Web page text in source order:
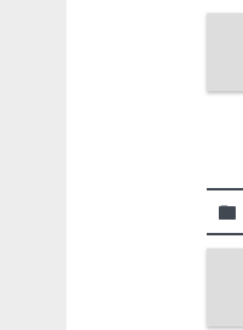
folder